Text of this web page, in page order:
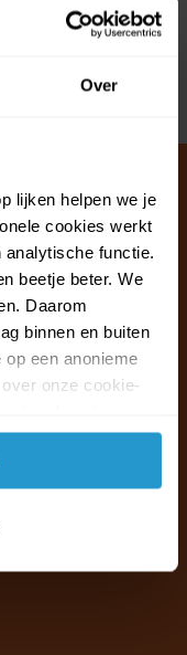
Over
lijken helpen we je
cookies werkt
functie.
beetje beter. We
Daarom
binnen en buiten
een anonieme
onze cookie-
FAQ
telefonisch